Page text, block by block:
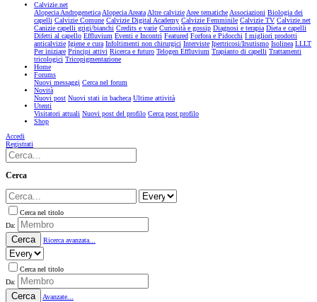
Calvizie.net
Alopecia AndrogeneticaAlopecia AreataAltre calvizieAree tematicheAssociazioni Biologia dei
capelli Calvizie Comune Calvizie Digital Academy Calvizie Femminile Calvizie TV Calvizie.net
Canizie capelli grigi/bianchi Credits e varie Curiosità e gossip Diagnosi e terapia Dieta e capelli
Difetti al capello Effluvium Eventi e Incontri Featured Forfora e Pidocchi I migliori prodotti
anticalvizie Igiene e cura Infoltimenti non chirurgici Interviste Ipertricosi/Irsutismo Isolinea LLLT
Per iniziare Principi attivi Ricerca e futuro Telogen Effluvium Trapianto di capelli Trattamenti
tricologici Tricopigmentazione
Home
Forums
Nuovi messaggi Cerca nel forum
Novità
Nuovi post Nuovi stati in bacheca Ultime attività
Utenti
Visitatori attuali Nuovi post del profilo Cerca post profilo
Shop
Accedi
Registrati
Cerca
Cerca nel titolo
Da:
Cerca Ricerca avanzata...
Cerca nel titolo
Da:
Cerca
Avanzate...